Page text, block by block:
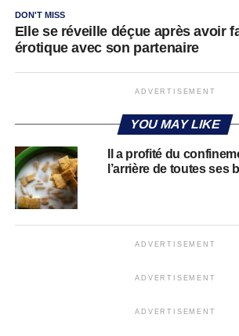
DON'T MISS
Elle se réveille déçue après avoir
érotique avec son partenaire
ADVERTISEMENT
YOU MAY LIKE
Il a profité du
l’arrière de toutes ses
ADVERTISEMENT
ADVERTISEMENT
ADVERTISEMENT